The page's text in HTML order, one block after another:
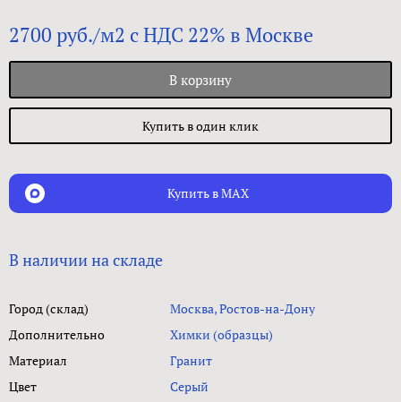
2700 руб./м2 с НДС 22% в Москве
В корзину
Купить в один клик
Купить в MAX
В наличии на складе
Город (склад)
Москва, Ростов-на-Дону
Дополнительно
Химки (образцы)
Материал
Гранит
Цвет
Серый